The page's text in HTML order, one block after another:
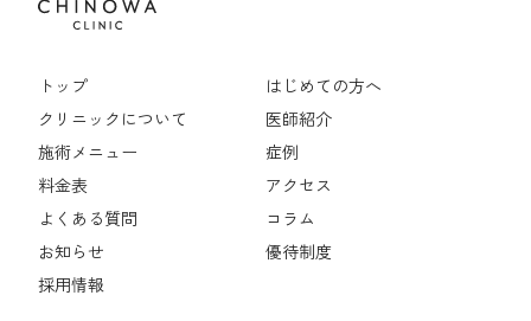
トップ
はじめての方へ
クリニックについて
医師紹介
施術メニュー
症例
料金表
アクセス
よくある質問
コラム
お知らせ
優待制度
採用情報